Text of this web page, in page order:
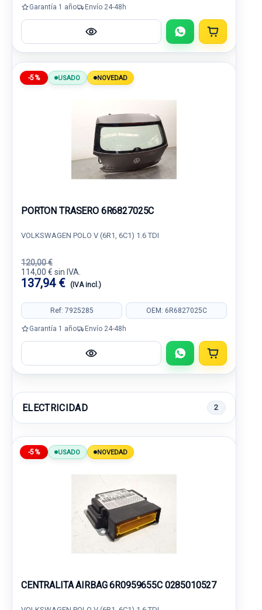
Garantía 1 año Envío 24-48h
-5% USADO NOVEDAD
PORTON TRASERO 6R6827025C
VOLKSWAGEN POLO V (6R1, 6C1) 1.6 TDI
120,00 €
114,00 € sin IVA.
137,94 € (IVA incl.)
Ref: 7925285 OEM: 6R6827025C
Garantía 1 año Envío 24-48h
ELECTRICIDAD 2
-5% USADO NOVEDAD
CENTRALITA AIRBAG 6R0959655C 0285010527